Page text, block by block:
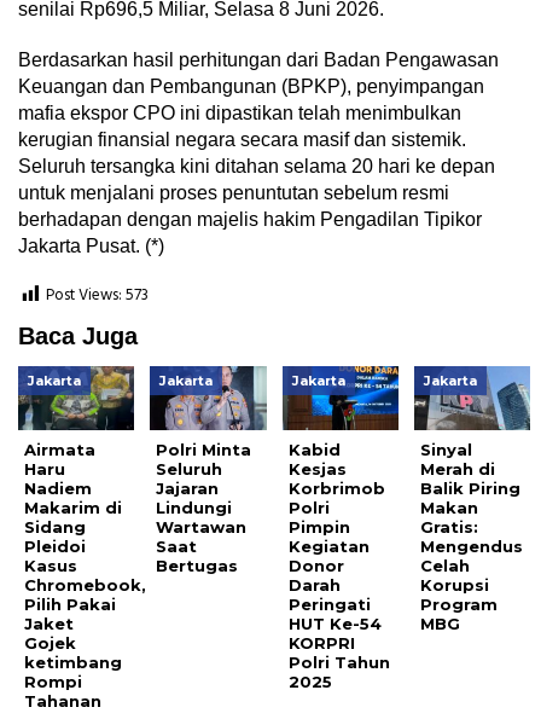
senilai Rp696,5 Miliar, Selasa 8 Juni 2026.
Berdasarkan hasil perhitungan dari Badan Pengawasan
Keuangan dan Pembangunan (BPKP), penyimpangan
mafia ekspor CPO ini dipastikan telah menimbulkan
kerugian finansial negara secara masif dan sistemik.
Seluruh tersangka kini ditahan selama 20 hari ke depan
untuk menjalani proses penuntutan sebelum resmi
berhadapan dengan majelis hakim Pengadilan Tipikor
Jakarta Pusat. (*)
Post Views:573
Baca Juga
Jakarta
Airmata
Haru
Nadiem
Makarim di
Sidang
Pleidoi
Kasus
Chromebook,
Pilih Pakai
Jaket
Gojek
ketimbang
Rompi
Tahanan
Jakarta
Polri Minta
Seluruh
Jajaran
Lindungi
Wartawan
Saat
Bertugas
Jakarta
Kabid
Kesjas
Korbrimob
Polri
Pimpin
Kegiatan
Donor
Darah
Peringati
HUT Ke-54
KORPRI
Polri Tahun
2025
Jakarta
Sinyal
Merah di
Balik Piring
Makan
Gratis:
Mengendus
Celah
Korupsi
Program
MBG